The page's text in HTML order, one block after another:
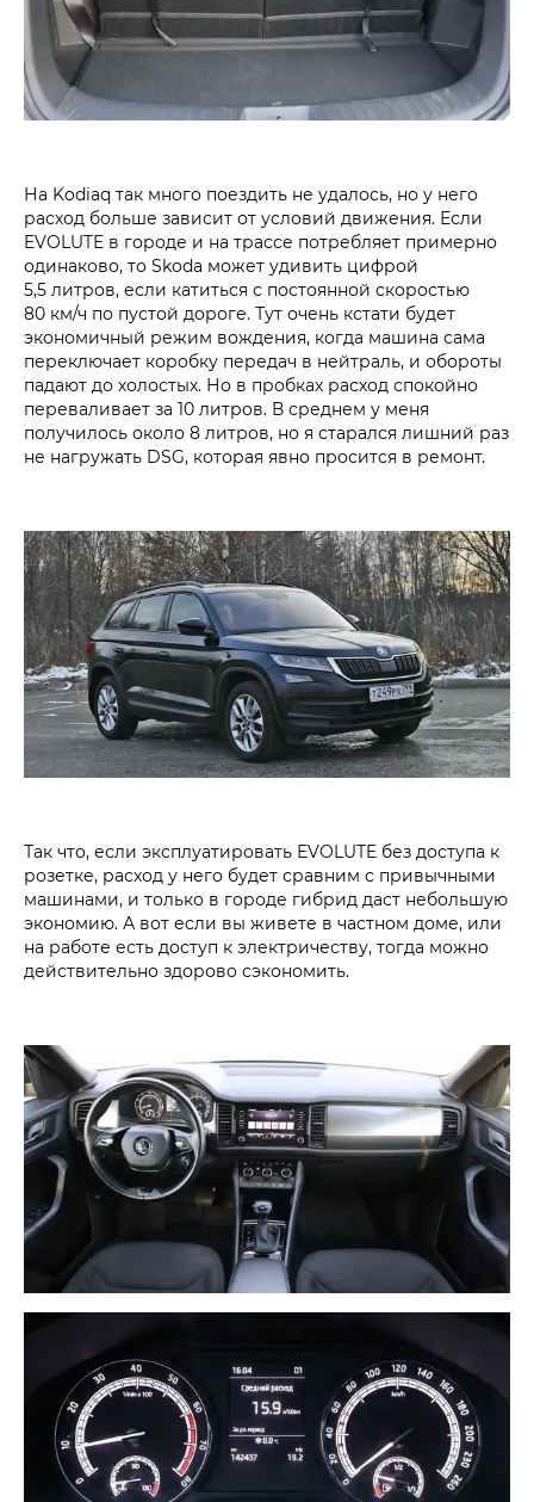
На Kodiaq так много поездить не удалось, но у него
расход больше зависит от условий движения. Если
EVOLUTE в городе и на трассе потребляет примерно
одинаково, то Skoda может удивить цифрой
5,5 литров, если катиться с постоянной скоростью
80 км/ч по пустой дороге. Тут очень кстати будет
экономичный режим вождения, когда машина сама
переключает коробку передач в нейтраль, и обороты
падают до холостых. Но в пробках расход спокойно
переваливает за 10 литров. В среднем у меня
получилось около 8 литров, но я старался лишний раз
не нагружать DSG, которая явно просится в ремонт.
Так что, если эксплуатировать EVOLUTE без доступа к
розетке, расход у него будет сравним с привычными
машинами, и только в городе гибрид даст небольшую
экономию. А вот если вы живете в частном доме, или
на работе есть доступ к электричеству, тогда можно
действительно здорово сэкономить.